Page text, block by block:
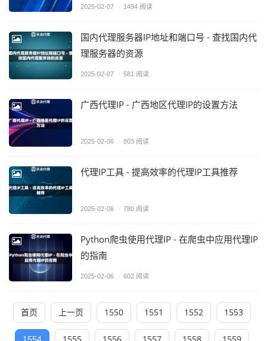
2025-02-07 / 1494 阅读
国内代理服务器IP地址和端口号 - 查找国内代
理服务器的资源
2025-02-07 / 581 阅读
广西代理IP - 广西地区代理IP的设置方法
2025-02-06 / 803 阅读
代理IP工具 - 提高效率的代理IP工具推荐
2025-02-06 / 780 阅读
Python爬虫使用代理IP - 在爬虫中应用代理IP
的指南
2025-02-06 / 602 阅读
首页 上一页 1550 1551 1552 1553